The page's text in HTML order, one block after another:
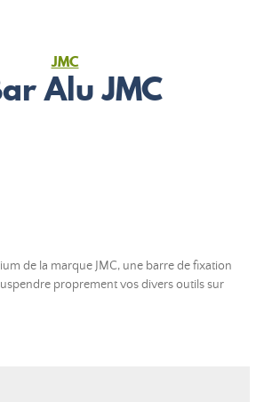
JMC
Alu JMC
de la marque JMC, une barre de fixation
proprement vos divers outils sur